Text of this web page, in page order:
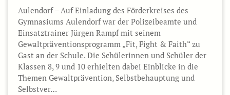
Aulendorf – Auf Einladung des Förderkreises des
Gymnasiums Aulendorf war der Polizeibeamte und
Einsatztrainer Jürgen Rampf mit seinem
Gewaltpräventionsprogramm „Fit, Fight & Faith“ zu
Gast an der Schule. Die Schülerinnen und Schüler der
Klassen 8, 9 und 10 erhielten dabei Einblicke in die
Themen Gewaltprävention, Selbstbehauptung und
Selbstver…